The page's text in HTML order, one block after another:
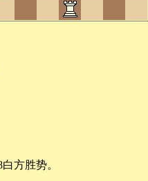
方胜势。